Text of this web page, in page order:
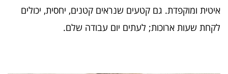
איטית ומוקפדת. גם קטעים שנראים קטנים, יחסית, יכולים
לקחת שעות ארוכות; לעתים יום עבודה שלם.